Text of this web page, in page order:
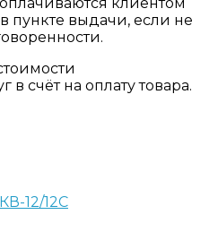
пункте выдачи, если не
счёт на оплату товара.
12/12С